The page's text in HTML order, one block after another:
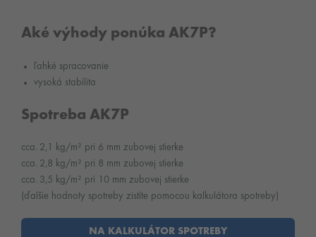
Aké výhody ponúka AK7P?
ľahké spracovanie
vysoká stabilita
Spotreba AK7P
cca. 2,1 kg/m² pri 6 mm zubovej stierke
cca. 2,8 kg/m² pri 8 mm zubovej stierke
cca. 3,5 kg/m² pri 10 mm zubovej stierke
(ďalšie hodnoty spotreby zistíte pomocou kalkulátora spotreby)
NA KALKULÁTOR SPOTREBY